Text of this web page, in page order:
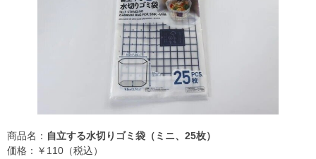
商品名： 自立する水切りゴミ袋（ミニ、25枚）
価格：￥110（税込）